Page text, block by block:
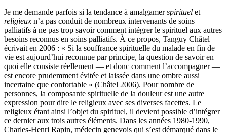
Je me demande parfois si la tendance à amalgamerspirituel et
religieux n’a pas conduit de nombreux intervenants de soins
palliatifs à ne pas trop savoir comment intégrer le spirituel aux autres
besoins reconnus en soins palliatifs. À ce propos, Tanguy Châtel
écrivait en 2006 : « Si la souffrance spirituelle du malade en fin de
vie est aujourd’hui reconnue par principe, la question de savoir en
quoi elle consiste réellement — et donc comment l’accompagner —
est encore prudemment évitée et laissée dans une ombre aussi
incertaine que confortable » (Châtel 2006). Pour nombre de
personnes, la composante spirituelle de la douleur est une autre
expression pour dire le religieux avec ses diverses facettes. Le
religieux étant ainsi l’objet du spirituel, il devient possible d’intégrer
ce dernier aux trois autres éléments. Dans les années 1980-1990,
Charles-Henri Rapin, médecin genevois qui s’est démarqué dans le